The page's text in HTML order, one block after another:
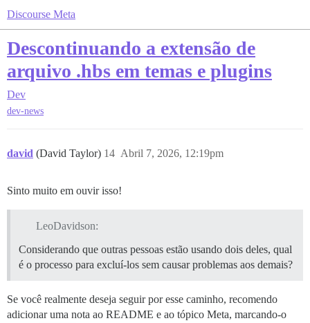
Discourse Meta
Descontinuando a extensão de
arquivo .hbs em temas e plugins
Dev
dev-news
david (David Taylor) Abril 7, 2026, 12:19pm
14
Sinto muito em ouvir isso!
LeoDavidson:
Considerando que outras pessoas estão usando dois deles, qual
é o processo para excluí-los sem causar problemas aos demais?
Se você realmente deseja seguir por esse caminho, recomendo
adicionar uma nota ao README e ao tópico Meta, marcando-o